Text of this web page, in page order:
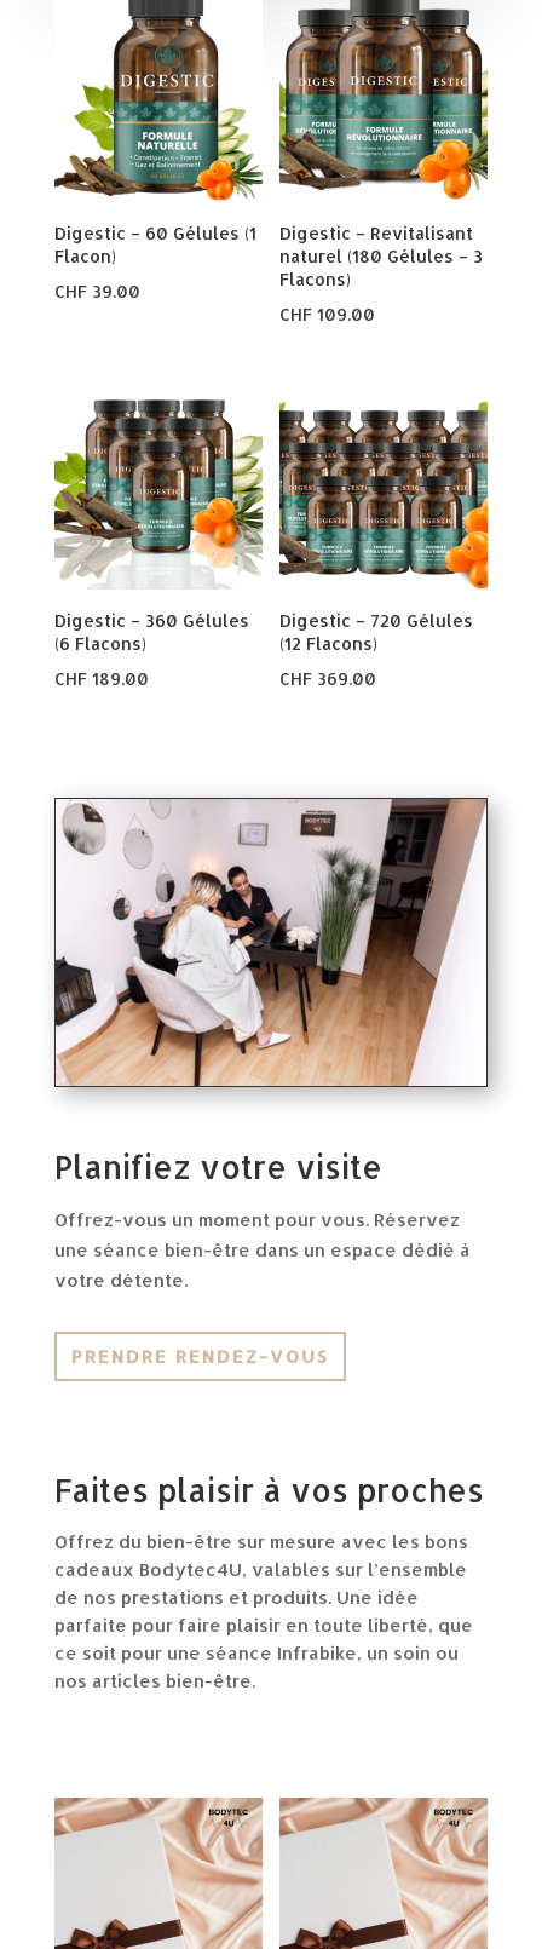
Digestic – 60 Gélules (1
Flacon)
CHF39.00
Digestic – Revitalisant
naturel (180 Gélules – 3
Flacons)
CHF 109.00
Digestic – 360 Gélules
(6 Flacons)
CHF189.00
Digestic – 720 Gélules
(12 Flacons)
CHF 369.00
Planifiez votre visite
Offrez-vous un moment pour vous. Réservez
une séance bien-être dans un espace dédié à
votre détente.
PRENDRE RENDEZ-VOUS
Faites plaisir à vos proches
Offrez du bien-être sur mesure avec les bons
cadeaux Bodytec4U, valables sur l’ensemble
de nos prestations et produits. Une idée
parfaite pour faire plaisir en toute liberté, que
ce soit pour une séance Infrabike, un soin ou
nos articles bien-être.